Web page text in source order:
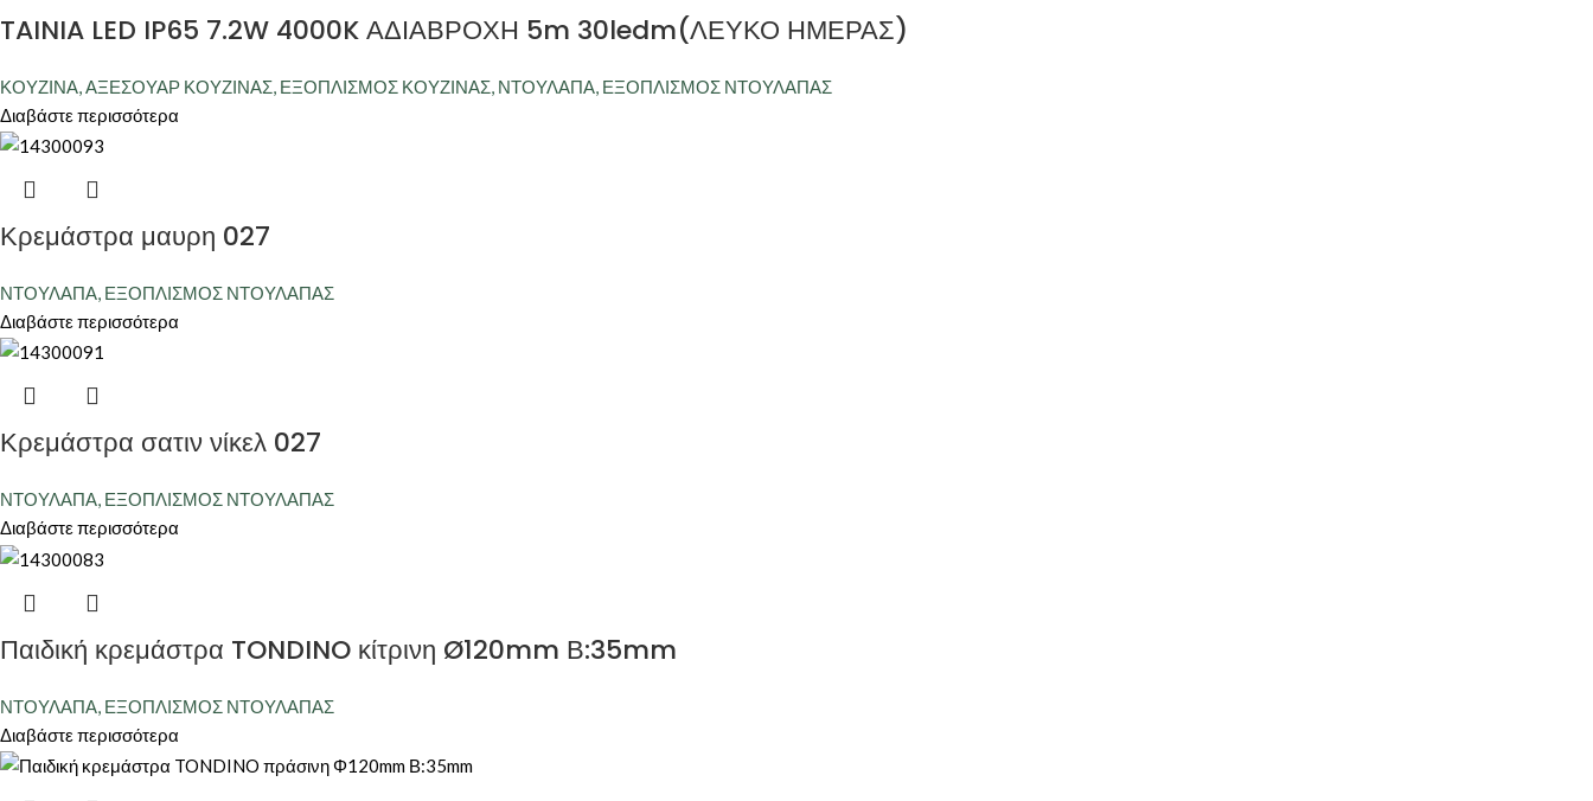
TAINIA LED IP65 7.2W 4000K ΑΔΙΑΒΡΟΧΗ 5m 30ledm(ΛΕΥΚΟ ΗΜΕΡΑΣ)
ΚΟΥΖΙΝΑ,ΑΞΕΣΟΥΑΡ ΚΟΥΖΙΝΑΣ, ΕΞΟΠΛΙΣΜΟΣ ΚΟΥΖΙΝΑΣ, ΝΤΟΥΛΑΠΑ, ΕΞΟΠΛΙΣΜΟΣ ΝΤΟΥΛΑΠΑΣ
Διαβάστε περισσότερα
Κρεμάστρα μαυρη 027
ΝΤΟΥΛΑΠΑ, ΕΞΟΠΛΙΣΜΟΣ ΝΤΟΥΛΑΠΑΣ
Διαβάστε περισσότερα
Κρεμάστρα σατιν νίκελ 027
ΝΤΟΥΛΑΠΑ, ΕΞΟΠΛΙΣΜΟΣ ΝΤΟΥΛΑΠΑΣ
Διαβάστε περισσότερα
Παιδική κρεμάστρα TONDINO κίτρινη Ø120mm Β:35mm
ΝΤΟΥΛΑΠΑ, ΕΞΟΠΛΙΣΜΟΣ ΝΤΟΥΛΑΠΑΣ
Διαβάστε περισσότερα